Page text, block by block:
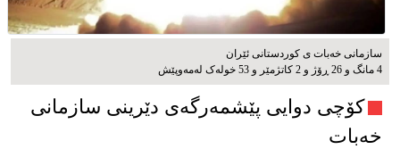
سازمانی خەبات ی کوردستانی ئێران
4 مانگ و 26 ڕۆژ و 2 کاتژمێر و 53 خوله‌ک له‌مه‌وپێش‌
کۆچی دوایی پێشمەرگەی دێرینی سازمانی
خەبات